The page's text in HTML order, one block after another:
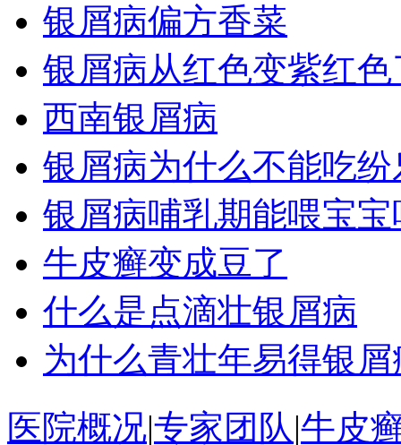
银屑病偏方香菜
银屑病从红色变紫红色
西南银屑病
银屑病为什么不能吃纷
银屑病哺乳期能喂宝宝
牛皮癣变成豆了
什么是点滴壮银屑病
为什么青壮年易得银屑
医院概况|专家团队|牛皮